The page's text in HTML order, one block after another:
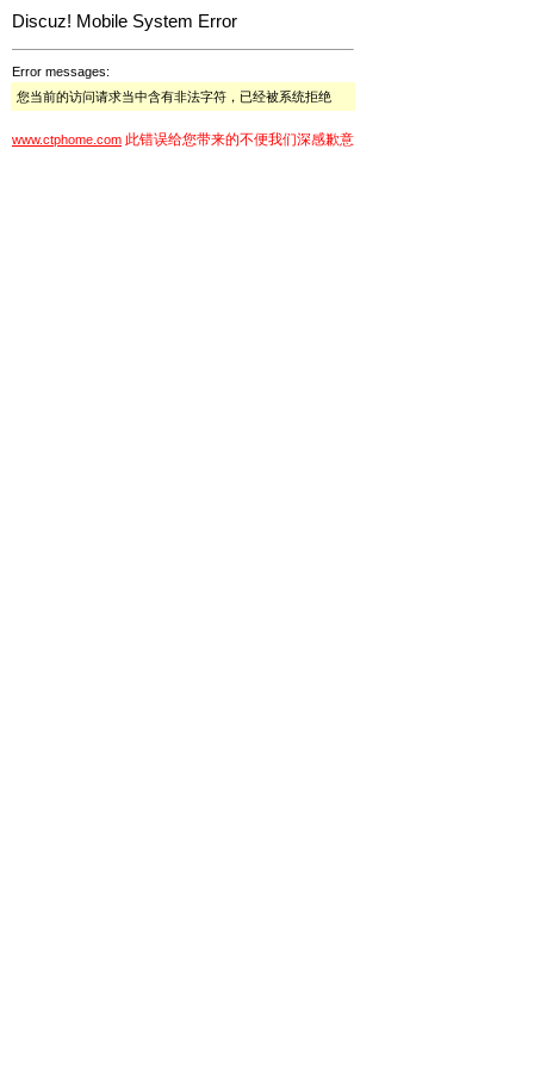
Discuz! Mobile System Error
Error messages:
您当前的访问请求当中含有非法字符，已经被系统拒绝
www.ctphome.com 此错误给您带来的不便我们深感歉意